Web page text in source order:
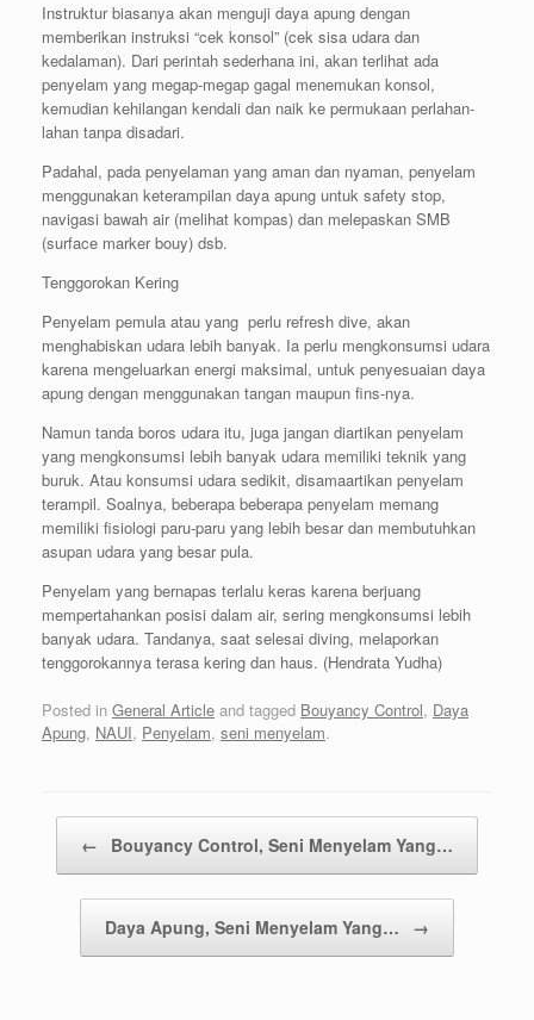
Instruktur biasanya akan menguji daya apung dengan
memberikan instruksi “cek konsol” (cek sisa udara dan
kedalaman). Dari perintah sederhana ini, akan terlihat ada
penyelam yang megap-megap gagal menemukan konsol,
kemudian kehilangan kendali dan naik ke permukaan perlahan-
lahan tanpa disadari.
Padahal, pada penyelaman yang aman dan nyaman, penyelam
menggunakan keterampilan daya apung untuk safety stop,
navigasi bawah air (melihat kompas) dan melepaskan SMB
(surface marker bouy) dsb.
Tenggorokan Kering
Penyelam pemula atau yang perlu refresh dive, akan
menghabiskan udara lebih banyak. Ia perlu mengkonsumsi udara
karena mengeluarkan energi maksimal, untuk penyesuaian daya
apung dengan menggunakan tangan maupun fins-nya.
Namun tanda boros udara itu, juga jangan diartikan penyelam
yang mengkonsumsi lebih banyak udara memiliki teknik yang
buruk. Atau konsumsi udara sedikit, disamaartikan penyelam
terampil. Soalnya, beberapa beberapa penyelam memang
memiliki fisiologi paru-paru yang lebih besar dan membutuhkan
asupan udara yang besar pula.
Penyelam yang bernapas terlalu keras karena berjuang
mempertahankan posisi dalam air, sering mengkonsumsi lebih
banyak udara. Tandanya, saat selesai diving, melaporkan
tenggorokannya terasa kering dan haus. (Hendrata Yudha)
Posted in General Article and tagged Bouyancy Control, Daya
Apung, NAUI, Penyelam, seni menyelam.
← Bouyancy Control, Seni Menyelam Yang…
Daya Apung, Seni Menyelam Yang… →